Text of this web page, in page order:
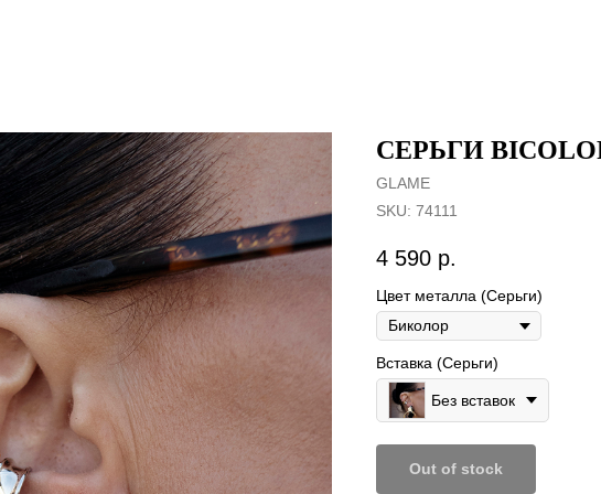
СЕРЬГИ
GLAME
SKU: 74111
4 590 р.
Цвет металла (Серьги)
Вставка (Серьги)
Без вставок
Out of stock